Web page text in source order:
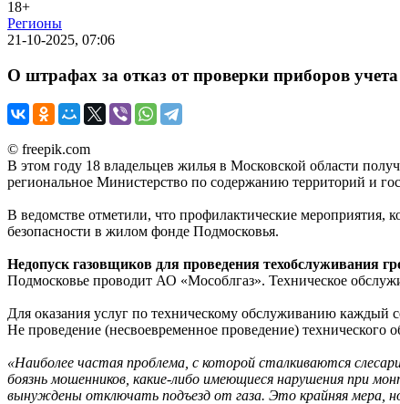
18+
Регионы
21-10-2025, 07:06
О штрафах за отказ от проверки приборов
© freepik.com
В этом году 18 владельцев жилья в Московской области
региональное Министерство по содержанию территорий и
В ведомстве отметили, что профилактические
безопасности в жилом фонде Подмосковья.
Недопуск газовщиков для проведения техобслуживания
Подмосковье проводит АО «Мособлгаз». Техническое
Для оказания услуг по техническому обслуживанию каждый
Не проведение (несвоевременное проведение)
«Наиболее частая проблема, с которой сталкиваются
боязнь мошенников, какие-либо имеющиеся нарушения при
вынуждены отключать подъезд от газа. Это крайняя мера,